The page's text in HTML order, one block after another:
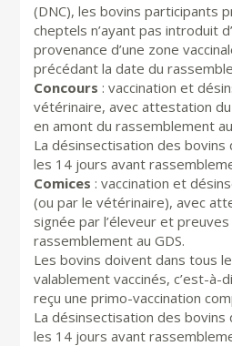
(DNC), les bovins participants
cheptels n’ayant pas introduit
provenance d’une zone
précédant la date du
Concours : vaccination et
vétérinaire, avec attestation
en amont du rassemblement au
La désinsectisation des
les 14 jours avant
Comices : vaccination et
(ou par le vétérinaire), avec
signée par l’éleveur et
rassemblement au GDS.
Les bovins doivent dans tous
valablement vaccinés, c’est-à-
reçu une primo-vaccination
La désinsectisation des
les 14 jours avant